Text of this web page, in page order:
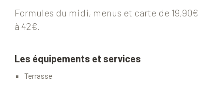
Formules du midi, menus et carte de 19,90€
à 42€.
Les équipements et services
Terrasse